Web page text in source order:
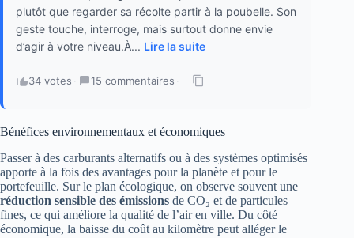
plutôt que regarder sa récolte partir à la poubelle. Son
geste touche, interroge, mais surtout donne envie
d’agir à votre niveau.À... Lire la suite
34 votes · 15 commentaires ·
Bénéfices environnementaux et économiques
Passer à des carburants alternatifs ou à des systèmes optimisés
apporte à la fois des avantages pour la planète et pour le
portefeuille. Sur le plan écologique, on observe souvent une
réduction sensible des émissions de CO₂ et de particules
fines, ce qui améliore la qualité de l’air en ville. Du côté
économique, la baisse du coût au kilomètre peut alléger le